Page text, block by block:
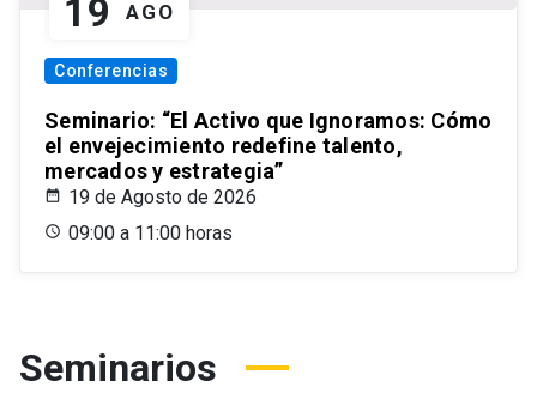
19 AGO
Conferencias
Seminario: “El Activo que Ignoramos: Cómo
el envejecimiento redefine talento,
mercados y estrategia”
19 de Agosto de 2026
09:00 a 11:00 horas
Seminarios